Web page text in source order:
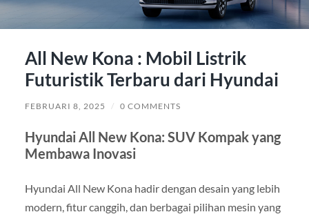
All New Kona : Mobil Listrik
Futuristik Terbaru dari Hyundai
FEBRUARI 8, 2025 / 0 COMMENTS
Hyundai All New Kona: SUV Kompak yang
Membawa Inovasi
Hyundai All New Kona hadir dengan desain yang lebih
modern, fitur canggih, dan berbagai pilihan mesin yang